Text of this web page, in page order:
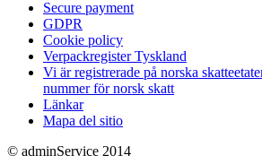
Secure payment
GDPR
Cookie policy
Verpackregister Tyskland
Vi är registrerade på norska
nummer för norsk skatt
Länkar
Mapa del sitio
© adminService 2014